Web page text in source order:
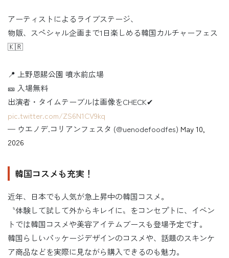
アーティストによるライブステージ、
物販、スペシャル企画まで1日楽しめる韓国カルチャーフェス
🇰🇷
📍 上野恩賜公園 噴水前広場
🎫 入場無料
出演者・タイムテーブルは画像をCHECK✔︎
pic.twitter.com/ZS6N1CV9kq
— ウエノデ.コリアンフェスタ (@uenodefoodfes) May 10,
2026
韓国コスメも充実！
近年、日本でも人気が急上昇中の韓国コスメ。
〝体験して試して外からキレイに〟をコンセプトに、イベン
トでは韓国コスメや美容アイテムブースも登場予定です。
韓国らしいパッケージデザインのコスメや、話題のスキンケ
ア商品などを実際に見ながら購入できるのも魅力。